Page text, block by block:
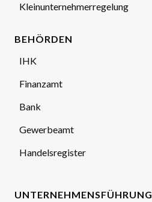
Kleinunternehmerregelung
BEHÖRDEN
IHK
Finanzamt
Bank
Gewerbeamt
Handelsregister
UNTERNEHMENSFÜHRUNG